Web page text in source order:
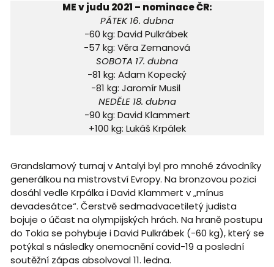
ME v judu 2021 – nominace ČR:
PÁTEK 16. dubna
-60 kg: David Pulkrábek
-57 kg: Věra Zemanová
SOBOTA 17. dubna
-81 kg: Adam Kopecký
-81 kg: Jaromír Musil
NEDĚLE 18. dubna
-90 kg: David Klammert
+100 kg: Lukáš Krpálek
Grandslamový turnaj v Antalyi byl pro mnohé závodníky
generálkou na mistrovství Evropy. Na bronzovou pozici
dosáhl vedle Krpálka i David Klammert v „mínus
devadesátce“. Čerstvě sedmadvacetiletý judista
bojuje o účast na olympijských hrách. Na hraně postupu
do Tokia se pohybuje i David Pulkrábek (-60 kg), který se
potýkal s následky onemocnění covid-19 a poslední
soutěžní zápas absolvoval 11. ledna.